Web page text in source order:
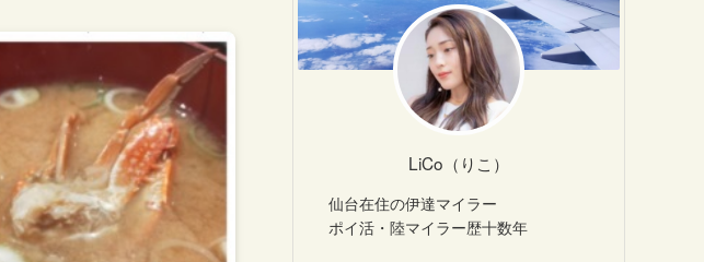
LiCo（りこ）
仙台在住の伊達マイラー
ポイ活・陸マイラー歴十数年